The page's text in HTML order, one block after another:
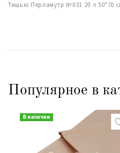
Тишью Перламутр №031 20 л 50*70
Популярное в
В наличии